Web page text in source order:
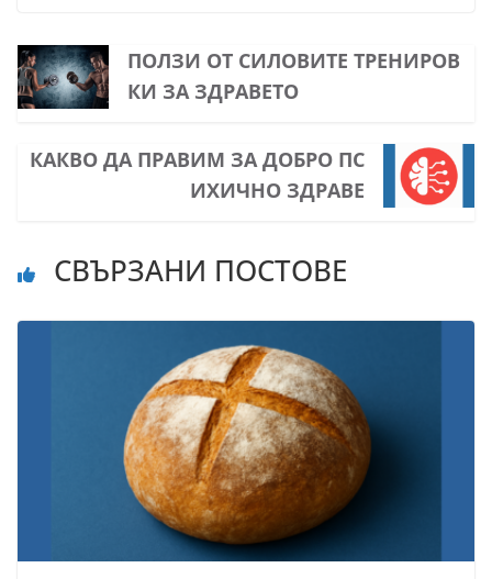
ПОЛЗИ ОТ СИЛОВИТЕ ТРЕНИРОВ
КИ ЗА ЗДРАВЕТО
КАКВО ДА ПРАВИМ ЗА ДОБРО ПС
ИХИЧНО ЗДРАВЕ
СВЪРЗАНИ ПОСТОВЕ